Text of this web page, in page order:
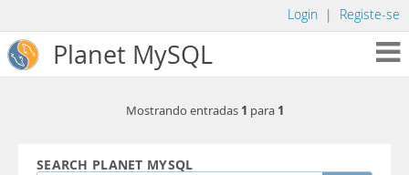
Login | Registe-se
Planet MySQL
Mostrando entradas 1 para 1
SEARCH PLANET MYSQL